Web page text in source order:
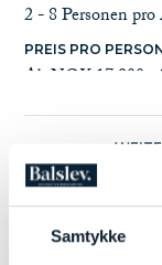
Samtykke
2 - 8 Personen
PREIS PRO
Ab NOK 17.900,-
Reise nach und
Reise- und
Alkoholische